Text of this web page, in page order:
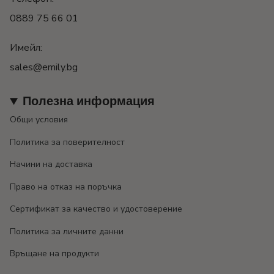
0889 75 66 01
Имейл:
sales@emily.bg
Полезна информация
Общи условия
Политика за поверителност
Начини на доставка
Право на отказ на поръчка
Сертификат за качество и удостоверение
Политика за личните данни
Връщане на продукти